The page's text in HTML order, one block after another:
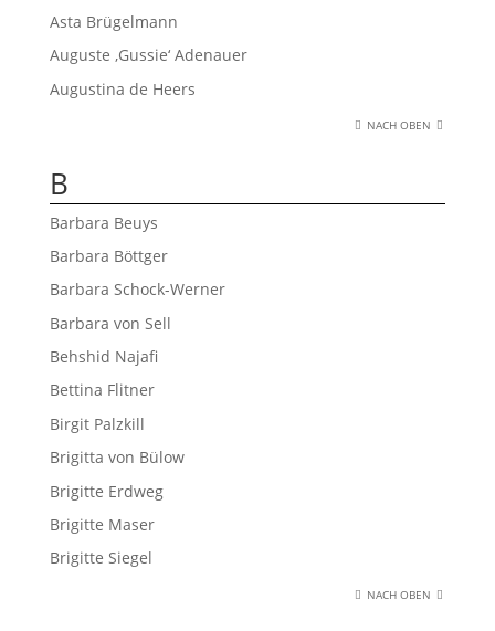
Asta Brügelmann
Auguste ‚Gussie‘ Adenauer
Augustina de Heers
NACH OBEN
B
Barbara Beuys
Barbara Böttger
Barbara Schock-Werner
Barbara von Sell
Behshid Najafi
Bettina Flitner
Birgit Palzkill
Brigitta von Bülow
Brigitte Erdweg
Brigitte Maser
Brigitte Siegel
NACH OBEN